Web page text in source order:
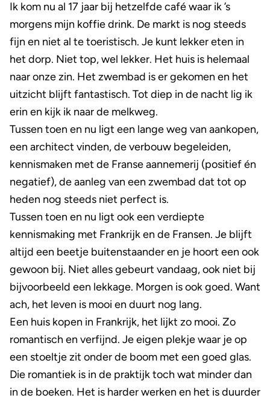
Ik kom nu al 17 jaar bij hetzelfde café waar ik ’s
morgens mijn koffie drink. De markt is nog steeds
fijn en niet al te toeristisch. Je kunt lekker eten in
het dorp. Niet top, wel lekker. Het huis is helemaal
naar onze zin. Het zwembad is er gekomen en het
uitzicht blijft fantastisch. Tot diep in de nacht lig ik
erin en kijk ik naar de melkweg.
Tussen toen en nu ligt een lange weg van aankopen,
een architect vinden, de verbouw begeleiden,
kennismaken met de Franse aannemerij (positief én
negatief), de aanleg van een zwembad dat tot op
heden nog steeds niet perfect is.
Tussen toen en nu ligt ook een verdiepte
kennismaking met Frankrijk en de Fransen. Je blijft
altijd een beetje buitenstaander en je hoort een ook
gewoon bij. Niet alles gebeurt vandaag, ook niet bij
bijvoorbeeld een lekkage. Morgen is ook goed. Want
ach, het leven is mooi en duurt nog lang.
Een huis kopen in Frankrijk, het lijkt zo mooi. Zo
romantisch en verfijnd. Je eigen plekje waar je op
een stoeltje zit onder de boom met een goed glas.
Die romantiek is in de praktijk toch wat minder dan
in de boeken. Het is harder werken en het is duurder